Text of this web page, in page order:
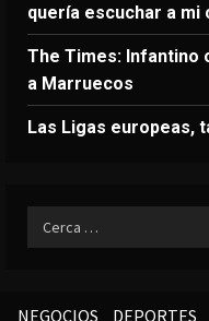
quería escuchar a mi
The Times: Infantino
a Marruecos
Las Ligas europeas,
Ricerca
per:
NEGOCIOS DEPORTES